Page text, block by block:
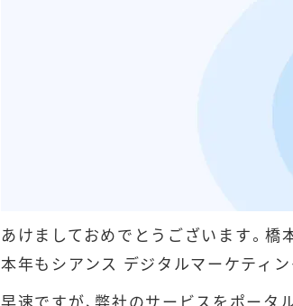
あけましておめでとうございます。橋
本年もシアンス デジタルマーケティ
早速ですが、弊社のサービスをポータ